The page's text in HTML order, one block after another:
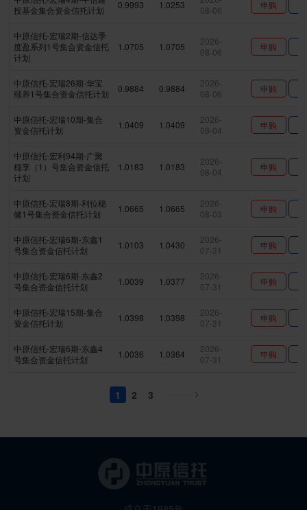
投基金集合资金信托计划
0.9993 1.0253
08-06
申购
中原信托-宏瑞2期-信达季
度盈系列1号集合资金信托
计划
1.0705 1.0705
2026-
08-06
申购
中原信托-宏瑞26期-华宝
颐养1号集合资金信托计划
0.9884 0.9884
2026-
08-06
申购
中原信托-宏瑞10期-集合
资金信托计划
1.0409 1.0409
2026-
08-04
申购
中原信托-宏利94期-广聚
稳享（1）号集合资金信托
计划
1.0183 1.0183
2026-
08-04
申购
中原信托-宏瑞8期-利位稳
健1号集合资金信托计划
1.0665 1.0665
2026-
08-03
申购
中原信托-宏瑞6期-东鑫1
号集合资金信托计划
1.0103 1.0430
2026-
07-31
申购
中原信托-宏瑞6期-东鑫2
号集合资金信托计划
1.0039 1.0377
2026-
07-31
申购
中原信托-宏瑞15期-集合
资金信托计划
1.0398 1.0398
2026-
07-31
申购
中原信托-宏瑞6期-东鑫4
号集合资金信托计划
1.0036 1.0364
2026-
07-31
申购
1 2 3